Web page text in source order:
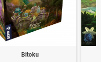
Bitoku